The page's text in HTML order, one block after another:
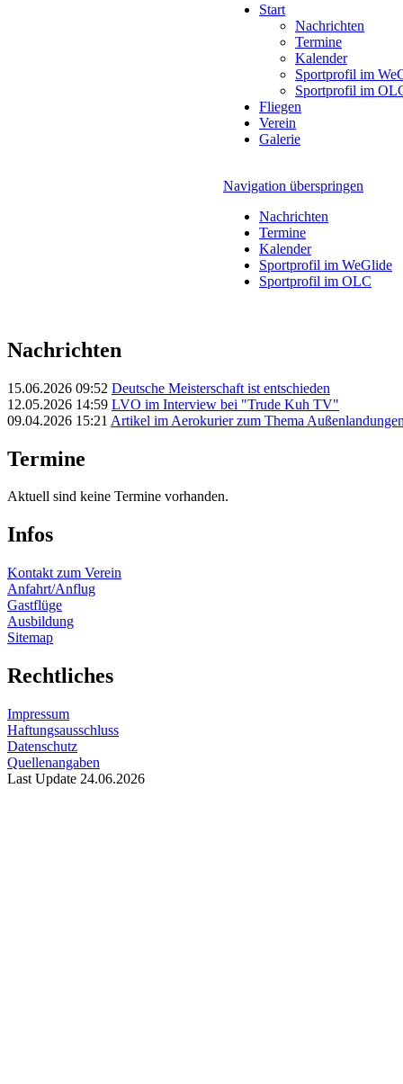
Start
Nachrichten
Termine
Kalender
Sportprofil im
Sportprofil im
Fliegen
Verein
Galerie
Navigation überspringen
Nachrichten
Termine
Kalender
Sportprofil im WeGlide
Sportprofil im OLC
Nachrichten
15.06.2026 09:52 Deutsche Meisterschaft ist entschieden
12.05.2026 14:59 LVO im Interview bei "Trude Kuh TV"
09.04.2026 15:21 Artikel im Aerokurier zum Thema
Termine
Aktuell sind keine Termine vorhanden.
Infos
Kontakt zum Verein
Anfahrt/Anflug
Gastflüge
Ausbildung
Sitemap
Rechtliches
Impressum
Haftungsausschluss
Datenschutz
Quellenangaben
Last Update 24.06.2026